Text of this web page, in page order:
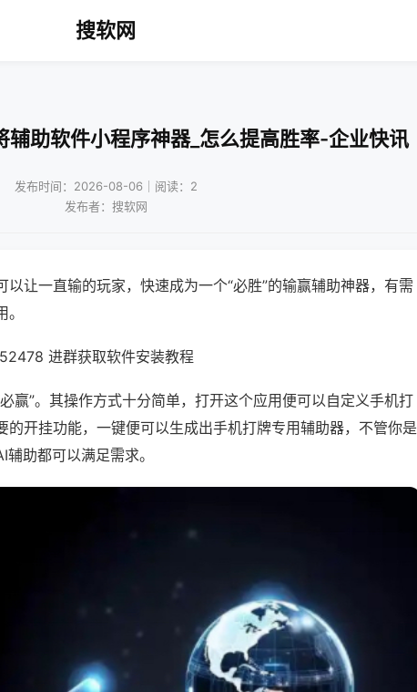
搜软网
辅助软件小程序神器_怎么提高胜率-企业快讯
发布时间：2026-08-06｜阅读：2
发布者：搜软网
让一直输的玩家，快速成为一个“必胜”的输赢辅助神器，有需
进群获取软件安装教程
赢”。其操作方式十分简单，打开这个应用便可以自定义手机打
的开挂功能，一键便可以生成出手机打牌专用辅助器，不管你是
助都可以满足需求。